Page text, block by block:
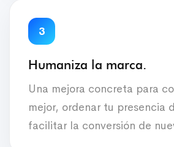
3
Humaniza la marca.
Una mejora concreta para
mejor, ordenar tu presencia
facilitar la conversión de